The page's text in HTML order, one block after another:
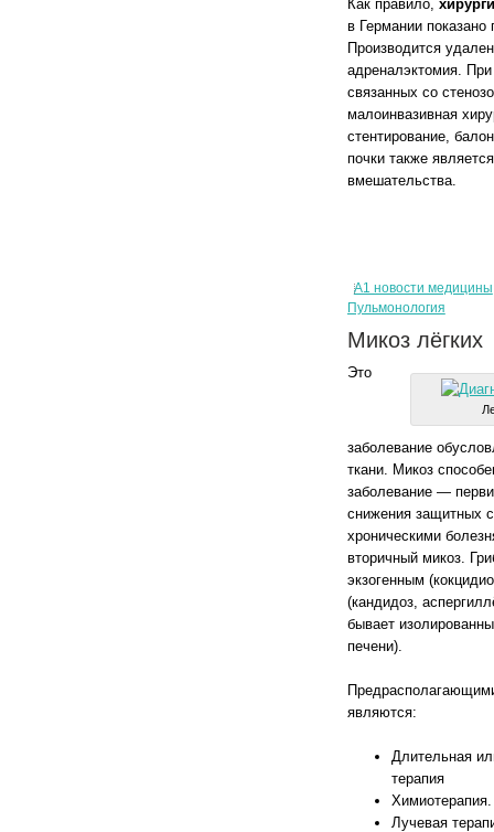
Как правило,
в Германии
Производится
адреналэктомия.
связанных со
малоинвазивная
стентирование,
почки также
вмешательства.
А1 новости медицины
Пульмонология
Микоз лёгких
Это
заболевание
ткани. Микоз
заболевание —
снижения защитных
хроническими
вторичный микоз.
экзогенным
(кандидоз,
бывает
печени).
являются:
Длительная
терапия
Химиотерапия.
Лучевая